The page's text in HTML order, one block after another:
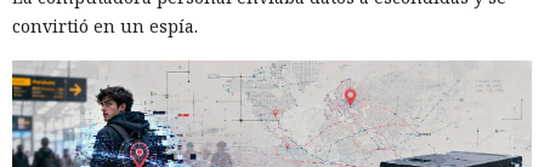
convirtió en un espía.